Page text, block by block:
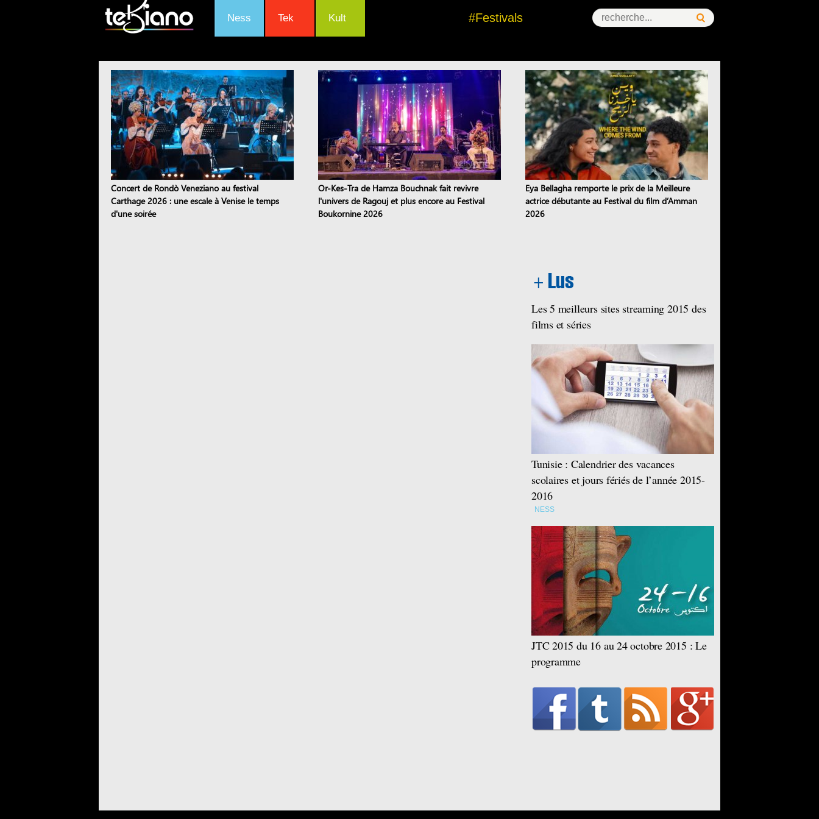
Ness Tek Kult #Festivals
Concert de Rondò Veneziano au festival
Carthage 2026 : une escale à Venise le temps
d'une soirée
Or-Kes-Tra de Hamza Bouchnak fait revivre
l'univers de Ragouj et plus encore au Festival
Boukornine 2026
Eya Bellagha remporte le prix de la Meilleure
actrice débutante au Festival du film d’Amman
2026
Les 5 meilleurs sites streaming 2015 des
films et séries
Tunisie : Calendrier des vacances
scolaires et jours fériés de l’année 2015-
2016
NESS
JTC 2015 du 16 au 24 octobre 2015 : Le
programme